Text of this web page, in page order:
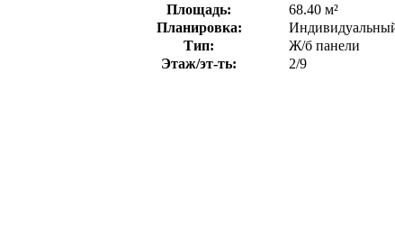
Площадь:
68.40 м²
Планировка:
Тип:
Ж/б панели
Этаж/эт-ть:
2/9